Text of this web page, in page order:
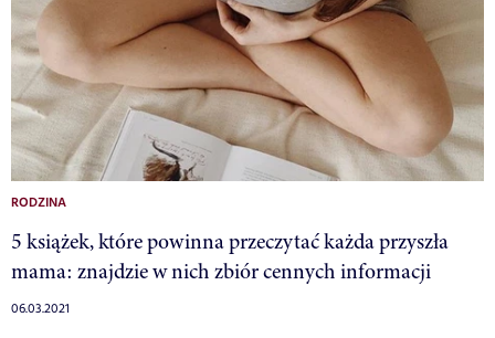
RODZINA
5 książek, które powinna przeczytać każda przyszła
mama: znajdzie w nich zbiór cennych informacji
06.03.2021